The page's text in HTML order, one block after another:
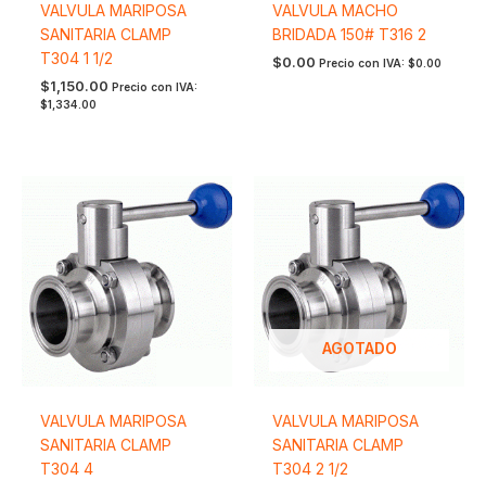
VALVULA MARIPOSA
SANITARIA CLAMP
T304 1 1/2
$1,150.00 Precio con IVA:
$1,334.00
VALVULA MACHO
BRIDADA 150# T316 2
$0.00 Precio con IVA: $0.00
VALVULA MARIPOSA
SANITARIA CLAMP
T304 4
AGOTADO
VALVULA MARIPOSA
SANITARIA CLAMP
T304 2 1/2